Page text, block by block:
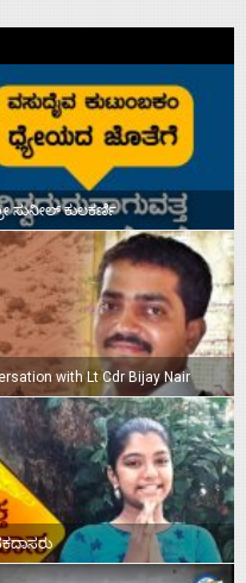
ಸುನೀಲ್‌ ಕುಲಕರ್ಣಿ
with Lt Cdr Bijay Nair